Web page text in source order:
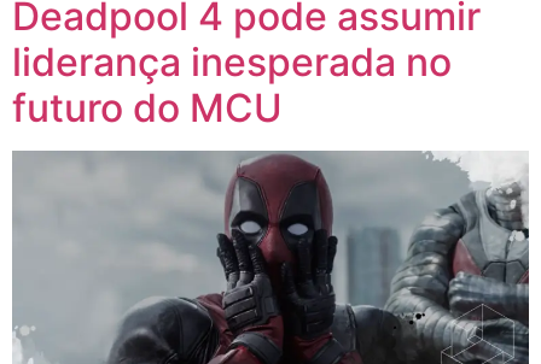
Deadpool 4 pode assumir
liderança inesperada no
futuro do MCU